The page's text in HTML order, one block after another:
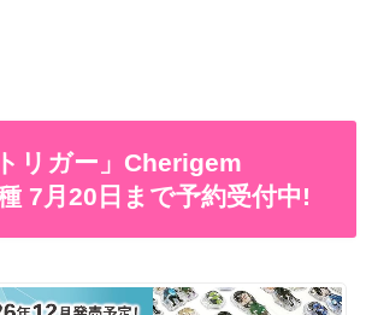
リガー」Cherigem
7月20日まで予約受付中!